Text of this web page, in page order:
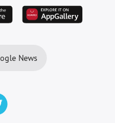
News